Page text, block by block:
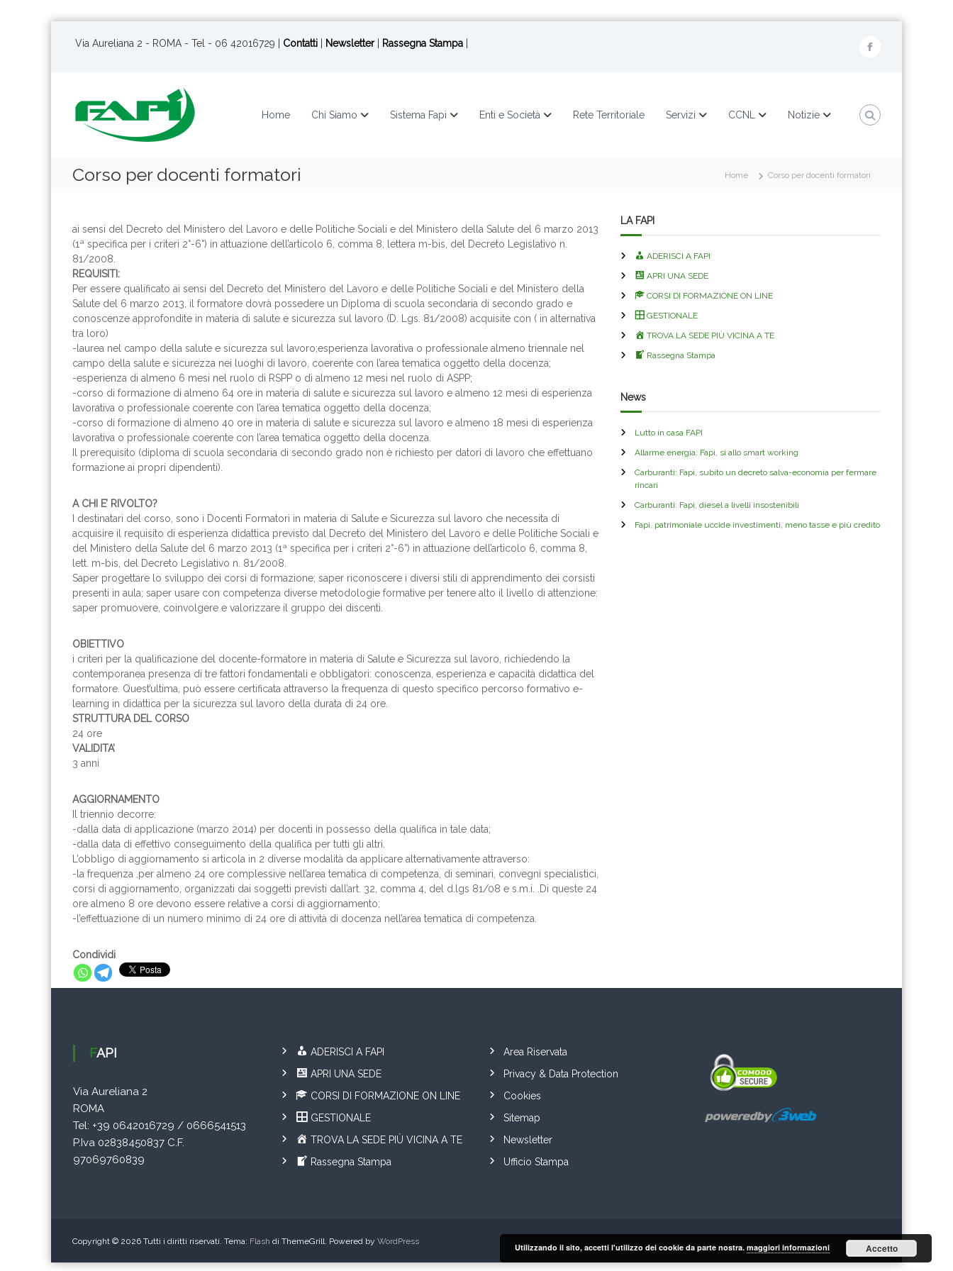
Via Aureliana 2 - ROMA - Tel - 06 42016729 | Contatti Newsletter Rassegna Stampa F
e
Home Chi Siamo Sistema Fapi Enti e Società Rete Territoriale Servizi CCNL Notizie
Corso per docenti formatori Home Corso per docenti formatori
ai sensi del Decreto del Ministero del Lavoro e delle Politiche Sociali e del Ministero della Salute del 6 marzo 2013
(1ª specifica per i criteri 2°-6°) in attuazione dell’articolo 6, comma 8, lettera m-bis, del Decreto Legislativo n.
81/2008.
REQUISITI:
Per essere qualificato ai sensi del Decreto del Ministero del Lavoro e delle Politiche Sociali e del Ministero della
Salute del 6 marzo 2013, il formatore dovrà possedere un Diploma di scuola secondaria di secondo grado e
conoscenze approfondite in materia di salute e sicurezza sul lavoro (D. Lgs. 81/2008) acquisite con ( in alternativa
tra loro)
-laurea nel campo della salute e sicurezza sul lavoro;esperienza lavorativa o professionale almeno triennale nel
campo della salute e sicurezza nei luoghi di lavoro, coerente con l’area tematica oggetto della docenza;
-esperienza di almeno 6 mesi nel ruolo di RSPP o di almeno 12 mesi nel ruolo di ASPP;
-corso di formazione di almeno 64 ore in materia di salute e sicurezza sul lavoro e almeno 12 mesi di esperienza
lavorativa o professionale coerente con l’area tematica oggetto della docenza;
-corso di formazione di almeno 40 ore in materia di salute e sicurezza sul lavoro e almeno 18 mesi di esperienza
lavorativa o professionale coerente con l’area tematica oggetto della docenza.
Il prerequisito (diploma di scuola secondaria di secondo grado non è richiesto per datori di lavoro che effettuano
formazione ai propri dipendenti).
A CHI E’ RIVOLTO?
I destinatari del corso, sono i Docenti Formatori in materia di Salute e Sicurezza sul lavoro che necessita di
acquisire il requisito di esperienza didattica previsto dal Decreto del Ministero del Lavoro e delle Politiche Sociali e
del Ministero della Salute del 6 marzo 2013 (1ª specifica per i criteri 2°-6°) in attuazione dell’articolo 6, comma 8,
lett. m-bis, del Decreto Legislativo n. 81/2008.
Saper progettare lo sviluppo dei corsi di formazione; saper riconoscere i diversi stili di apprendimento dei corsisti
presenti in aula; saper usare con competenza diverse metodologie formative per tenere alto il livello di attenzione:
saper promuovere, coinvolgere e valorizzare il gruppo dei discenti.
OBIETTIVO
i criteri per la qualificazione del docente-formatore in materia di Salute e Sicurezza sul lavoro, richiedendo la
contemporanea presenza di tre fattori fondamentali e obbligatori: conoscenza, esperienza e capacità didattica del
formatore. Quest’ultima, può essere certificata attraverso la frequenza di questo specifico percorso formativo e-
learning in didattica per la sicurezza sul lavoro della durata di 24 ore.
STRUTTURA DEL CORSO
24 ore
VALIDITA’
3 anni
AGGIORNAMENTO
Il triennio decorre:
-dalla data di applicazione (marzo 2014) per docenti in possesso della qualifica in tale data;
-dalla data di effettivo conseguimento della qualifica per tutti gli altri.
L’obbligo di aggiornamento si articola in 2 diverse modalità da applicare alternativamente attraverso:
-la frequenza ,per almeno 24 ore complessive nell’area tematica di competenza, di seminari, convegni specialistici,
corsi di aggiornamento, organizzati dai soggetti previsti dall’art. 32, comma 4, del d.lgs 81/08 e s.m.i. .Di queste 24
ore almeno 8 ore devono essere relative a corsi di aggiornamento;
-l’effettuazione di un numero minimo di 24 ore di attività di docenza nell’area tematica di competenza.
Condividi
LA FAPI
ADERISCI A FAPI
APRI UNA SEDE
CORSI DI FORMAZIONE ON LINE
GESTIONALE
TROVA LA SEDE PIÙ VICINA A TE
Rassegna Stampa
News
Lutto in casa FAPI
Allarme energia: Fapi, si allo smart working
Carburanti: Fapi, subito un decreto salva-economia per fermare
rincari
Carburanti: Fapi, diesel a livelli insostenibili
Fapi, patrimoniale uccide investimenti, meno tasse e più credito
FAPI
Via Aureliana 2
ROMA
Tel: +39 0642016729 / 0666541513
P.Iva 02838450837 C.F.
97069760839
ADERISCI A FAPI
APRI UNA SEDE
CORSI DI FORMAZIONE ON LINE
GESTIONALE
TROVA LA SEDE PIÙ VICINA A TE
Rassegna Stampa
Area Riservata
Privacy & Data Protection
Cookies
Sitemap
Newsletter
Ufficio Stampa
Copyright © 2026 Tutti i diritti riservati. Tema: Flash di ThemeGrill. Powered by WordPress
Utilizzando il sito, accetti l'utilizzo dei cookie da parte nostra. maggiori informazioni Accetto